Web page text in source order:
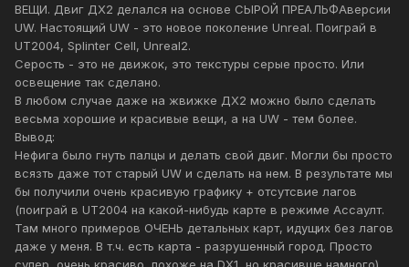
ВЕЩИ. Двиг ДХ2 делался на основе СЫРОЙ ПРЕАЛЬФАверсии
UW. Настоящий UW - это новое поколение Unreal. Поиграй в
UT2004, Splinter Cell, Unreal2.
Серость - это не движок, это текстуры серые просто. Или
освещение так сделано.
В любом случае даже на жвижке ДХ2 можно было сделать
весьма хорошие и красивые вещи, а на UW - тем более.
Вывод:
Нефига было гнуть палцы и делать свой двиг. Могли бы просто
всязть даже тот старый UW и сделать на нем. В результате мы
бы получили очень красивую графику + отсутсвие лагов
(поиграй в UT2004 на какой-нибудь карте в режиме Ассаулт.
Там много примеров ОЧЕНЬ детальных карт, идущих без лагов
даже у меня. В т.ч. есть карта - разрушенный город. Просто